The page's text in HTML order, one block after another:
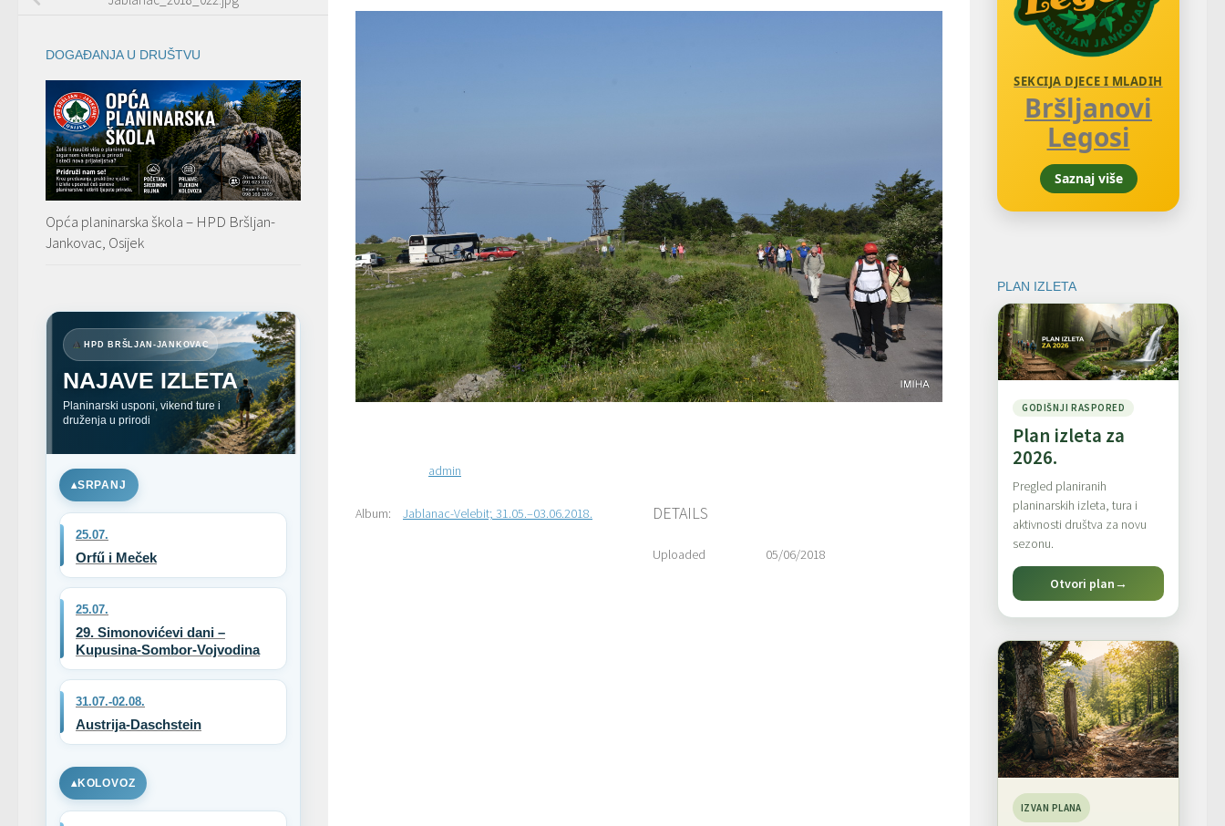
admin
Album: Jablanac-Velebit; 31.05.–03.06.2018. DETAILS
Uploaded 05/06/2018
DOGAĐANJA U DRUŠTVU
Opća planinarska škola – HPD Bršljan-
Jankovac, Osijek
HPD BRŠLJAN-JANKOVAC
NAJAVE IZLETA
Planinarski usponi, vikend ture i
druženja u prirodi
SRPANJ
25.07.
Orfű i Meček
25.07.
29. Simonovićevi dani –
Kupusina-Sombor-Vojvodina
31.07.-02.08.
Austrija-Daschstein
KOLOVOZ
SEKCIJA DJECE I MLADIH
Bršljanovi
Legosi
Saznaj više
PLAN IZLETA
GODIŠNJI RASPORED
Plan izleta za
2026.
Pregled planiranih
planinarskih izleta, tura i
aktivnosti društva za novu
sezonu.
Otvori plan→
IZVAN PLANA